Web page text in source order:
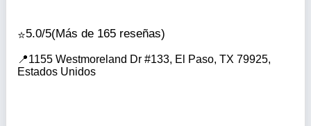
5.0/5(Más de 165 reseñas)
1155 Westmoreland Dr #133, El Paso, TX 79925,
Estados Unidos